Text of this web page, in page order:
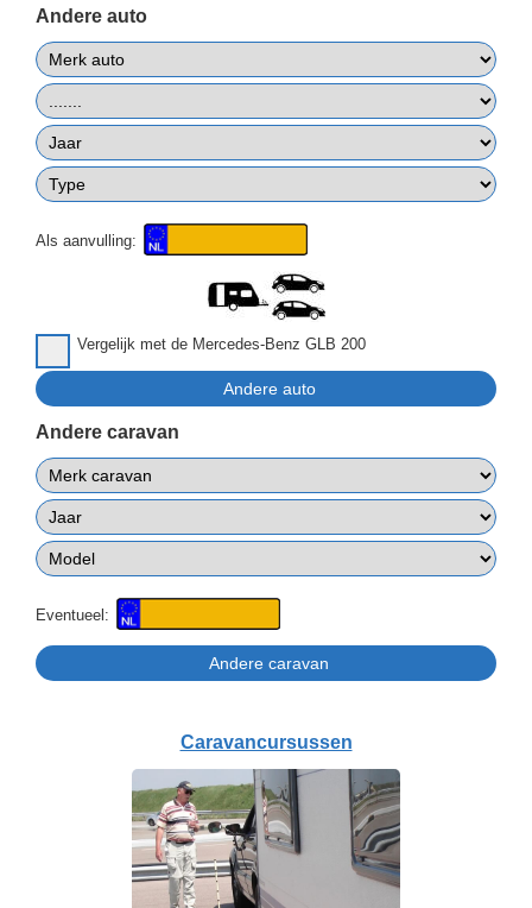
Andere auto
Als aanvulling:
Vergelijk met de Mercedes-Benz GLB 200
Andere caravan
Eventueel:
Caravancursussen